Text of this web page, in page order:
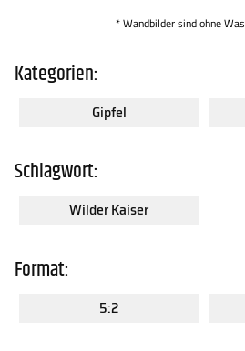
* Wandbilder sind ohne
Kategorien:
Gipfel
Schlagwort:
Wilder Kaiser
Format:
5:2